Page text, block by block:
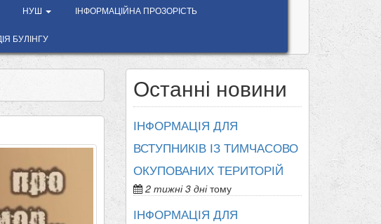
НУШ ІНФОРМАЦІЙНА ПРОЗОРІСТЬ
БУЛІНГУ
Останні новини
ІНФОРМАЦІЯ ДЛЯ
ВСТУПНИКІВ ІЗ ТИМЧАСОВО
ОКУПОВАНИХ ТЕРИТОРІЙ
2 тижні 3 днітому
ІНФОРМАЦІЯ ДЛЯ